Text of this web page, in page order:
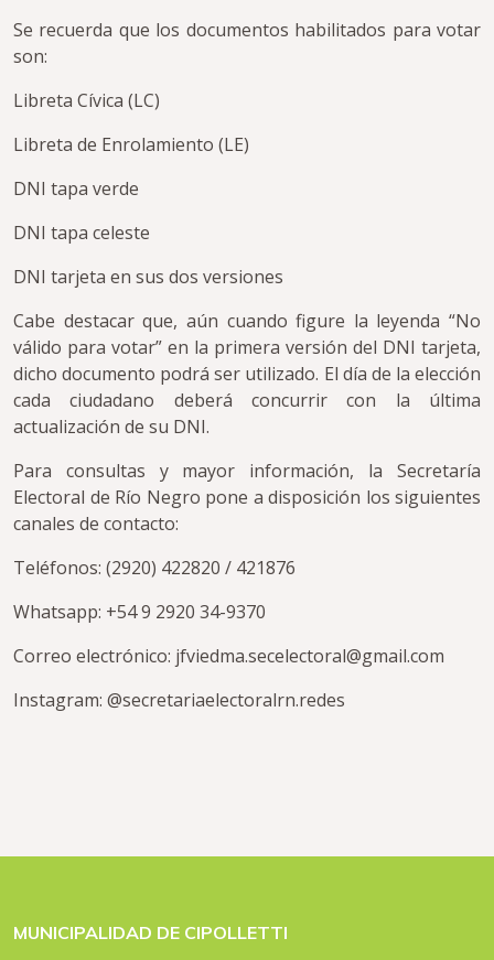
Se recuerda que los documentos habilitados para votar
son:
Libreta Cívica (LC)
Libreta de Enrolamiento (LE)
DNI tapa verde
DNI tapa celeste
DNI tarjeta en sus dos versiones
Cabe destacar que, aún cuando figure la leyenda “No
válido para votar” en la primera versión del DNI tarjeta,
dicho documento podrá ser utilizado. El día de la elección
cada ciudadano deberá concurrir con la última
actualización de su DNI.
Para consultas y mayor información, la Secretaría
Electoral de Río Negro pone a disposición los siguientes
canales de contacto:
Teléfonos: (2920) 422820 / 421876
Whatsapp: +54 9 2920 34-9370
Correo electrónico: jfviedma.secelectoral@gmail.com
Instagram: @secretariaelectoralrn.redes
MUNICIPALIDAD DE CIPOLLETTI